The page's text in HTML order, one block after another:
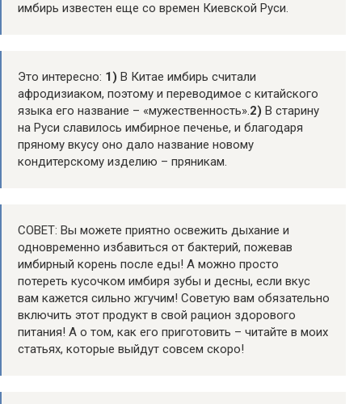
имбирь известен еще со времен Киевской Руси.
Это интересно: 1) В Китае имбирь считали
афродизиаком, поэтому и переводимое с китайского
языка его название – «мужественность».2) В старину
на Руси славилось имбирное печенье, и благодаря
пряному вкусу оно дало название новому
кондитерскому изделию – пряникам.
СОВЕТ: Вы можете приятно освежить дыхание и
одновременно избавиться от бактерий, пожевав
имбирный корень после еды! А можно просто
потереть кусочком имбиря зубы и десны, если вкус
вам кажется сильно жгучим! Советую вам обязательно
включить этот продукт в свой рацион здорового
питания! А о том, как его приготовить – читайте в моих
статьях, которые выйдут совсем скоро!